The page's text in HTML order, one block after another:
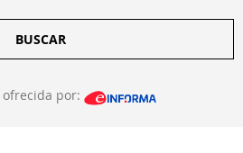
BUSCAR
por: